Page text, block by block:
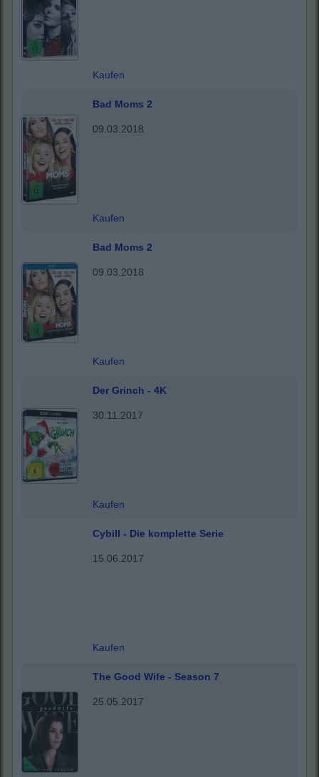
Kaufen
Bad Moms 2
09.03.2018
Kaufen
Bad Moms 2
09.03.2018
Kaufen
Der Grinch - 4K
30.11.2017
Kaufen
Cybill - Die komplette Serie
15.06.2017
Kaufen
The Good Wife - Season 7
25.05.2017